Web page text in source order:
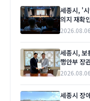
세종시, '
의지 재확
2026.08.06
세종시, 보
행안부 장
2026.08.06
세종시 장